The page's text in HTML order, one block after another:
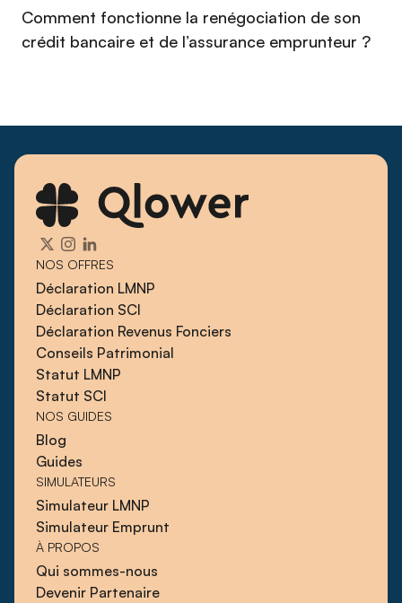
Comment fonctionne la renégociation de son
crédit bancaire et de l’assurance emprunteur ?
NOS OFFRES
Déclaration LMNP
Déclaration SCI
Déclaration Revenus Fonciers
Conseils Patrimonial
Statut LMNP
Statut SCI
NOS GUIDES
Blog
Guides
SIMULATEURS
Simulateur LMNP
Simulateur Emprunt
À PROPOS
Qui sommes-nous
Devenir Partenaire